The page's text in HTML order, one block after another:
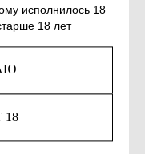
исполнилось 18
18 лет
ОДЕССКИЕ